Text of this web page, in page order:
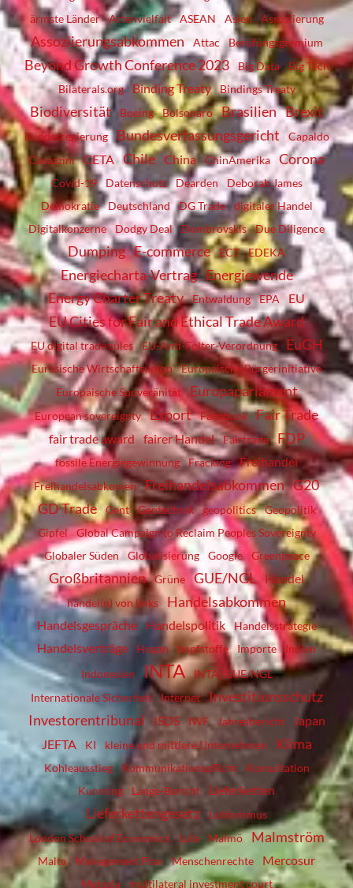
ärmste Länder
Artenvielfalt ASEAN Asien Assoziierung
Assoziierungsabkommen Attac Berufungsgremium
Beyond Growth Conference 2023 Big Data
Big Tech
Bilaterals.org
Binding Treaty Bindings Treaty
Biodiversität Boeing Bolsonaro Brasilien Brexit
Bundesregierung Bundesverfassungsgericht
Capaldo
Cavazzini
CETA Chile China ChinAmerika Corona
Covid-19 Datenschutz Dearden
Deborah James
Demokratie
Deutschland DG Trade
digitaler Handel
Digitalkonzerne
Dodgy Deal Dombrovskis Due Diligence
Dumping E-commerce ECT EDEKA
Energiecharta-Vertrag Energiewende
Energy Charter Treaty
Entwaldung EPA EU
EU Cities for Fair and Ethical Trade Award
EU digital trade rules EU-Anti-Folter-Verordnung EuGH
Eurasische Wirtschaftsunion
Europäische Bürgerinitiative
Europäische Souveränität
Europaparlament
European sovereignty Export Facebook Fair Trade
fair trade award fairer Handel Fairtrade FDP
fossile Energiegewinnung Fracking Freihandel
Freihandelsabkomen Freihandelsabkommen G20
GD Trade
Gent Gentechnik geopolitics
Geopolitik
Gipfel
Global Campaign to Reclaim Peoples Sovereignty
Globaler Süden
Globalisierung Google Greenpeace
Großbritannien Grüne GUE/NGL Handel
handel(n) von links Handelsabkommen
Handelsgespräche Handelspolitik Handelsstrategie
Handelsverträge Hogan Impfstoffe Importe
Indien
Indonesien
INTA
INTA; GUE/NGL
Internationale Sicherheit
Internet
Investitionsschutz
Investorentribunal
ISDS IWF Jahresbericht
Japan
JEFTA
KI kleine und mittlere Unternehmen Klima
Kohleausstieg Kommunikationspflicht
Konsultation
Kunming
Lange-Bericht Lieferketten
Lieferkettengesetz
Lobbyismus
London School of Economics
Lula Malmö Malmström
Malta Management Plan Menschenrechte Mercosur
Metsola multilateral investment court